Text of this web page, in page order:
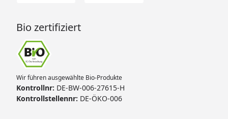
Bio zertifiziert
Wir führen ausgewählte Bio-Produkte
Kontrollnr: DE-BW-006-27615-H
Kontrollstellennr: DE-ÖKO-006